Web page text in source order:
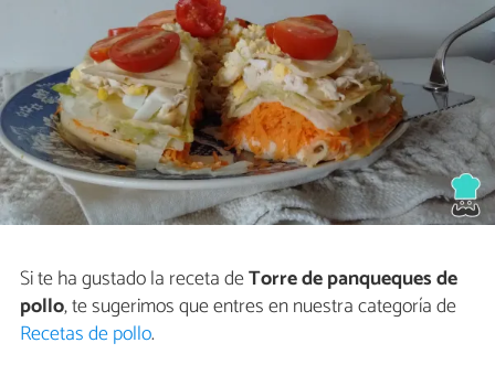
Si te ha gustado la receta deTorre de panqueques de
pollo, te sugerimos que entres en nuestra categoría de
Recetas de pollo.